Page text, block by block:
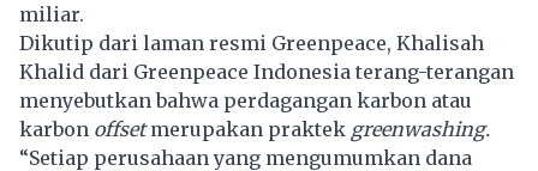
miliar.
Dikutip dari laman resmi Greenpeace, Khalisah
Khalid dari Greenpeace Indonesia terang-terangan
menyebutkan bahwa perdagangan karbon atau
karbon offsetmerupakan praktek greenwashing.
“Setiap perusahaan yang mengumumkan dana